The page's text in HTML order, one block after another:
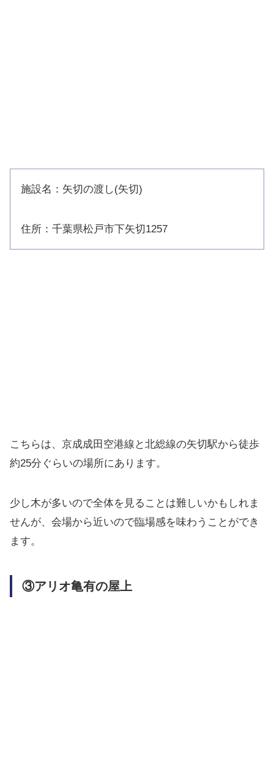
施設名：矢切の渡し(矢切)
住所：千葉県松戸市下矢切1257
こちらは、京成成田空港線と北総線の矢切駅から徒歩
約25分ぐらいの場所にあります。
少し木が多いので全体を見ることは難しいかもしれま
せんが、会場から近いので臨場感を味わうことができ
ます。
③アリオ亀有の屋上